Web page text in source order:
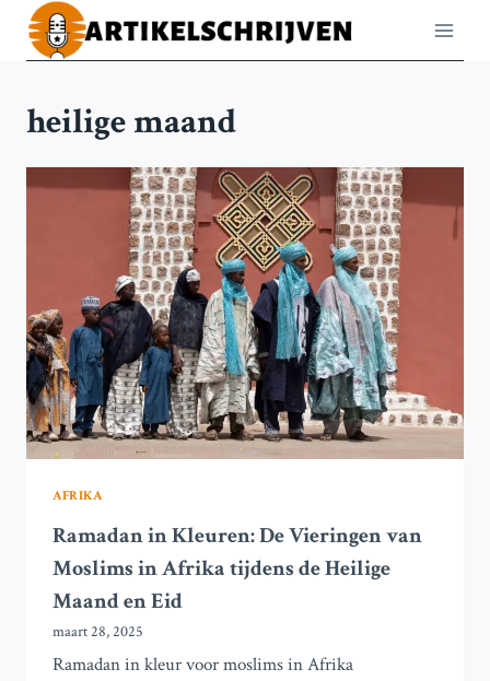
Doorgaan
naar
heilige maand
AFRIKA
Ramadan in Kleuren: De Vieringen van
Moslims in Afrika tijdens de Heilige
Maand en Eid
maart 28, 2025
Ramadan in kleur voor moslims in Afrika